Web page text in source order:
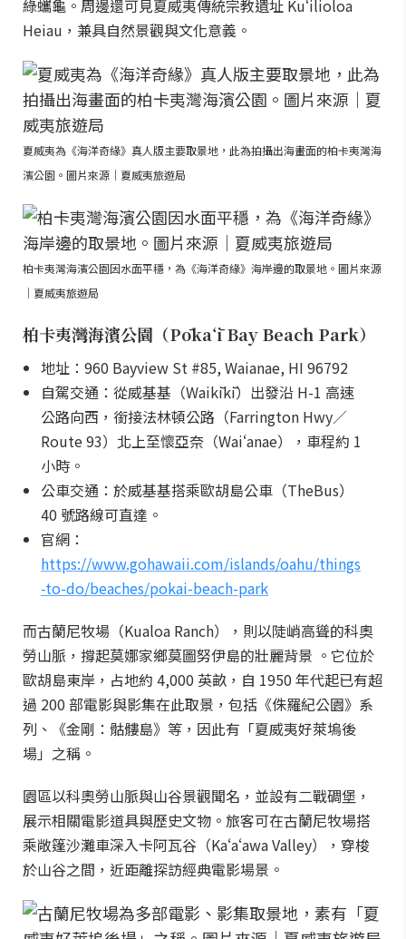
綠蠵龜。周邊還可見夏威夷傳統宗教遺址 Kuʻilioloa
Heiau，兼具自然景觀與文化意義。
夏威夷為《海洋奇緣》真人版主要取景地，此為拍攝出海畫面的柏卡夷灣海
濱公園。圖片來源｜夏威夷旅遊局
柏卡夷灣海濱公園因水面平穩，為《海洋奇緣》海岸邊的取景地。圖片來源
｜夏威夷旅遊局
柏卡夷灣海濱公園（Pōkaʻī Bay Beach Park）
地址：960 Bayview St #85, Waianae, HI 96792
自駕交通：從威基基（Waikīkī）出發沿 H-1 高速
公路向西，銜接法林頓公路（Farrington Hwy／
Route 93）北上至懷亞奈（Waiʻanae），車程約 1
小時。
公車交通：於威基基搭乘歐胡島公車（TheBus）
40 號路線可直達。
官網：
https://www.gohawaii.com/islands/oahu/things
-to-do/beaches/pokai-beach-park
而古蘭尼牧場（Kualoa Ranch），則以陡峭高聳的科奧
勞山脈，撐起莫娜家鄉莫圖努伊島的壯麗背景 。它位於
歐胡島東岸，占地約 4,000 英畝，自 1950 年代起已有超
過 200 部電影與影集在此取景，包括《侏羅紀公園》系
列、《金剛：骷髏島》等，因此有「夏威夷好萊塢後
場」之稱。
園區以科奧勞山脈與山谷景觀聞名，並設有二戰碉堡，
展示相關電影道具與歷史文物。旅客可在古蘭尼牧場搭
乘敞篷沙灘車深入卡阿瓦谷（Kaʻaʻawa Valley），穿梭
於山谷之間，近距離探訪經典電影場景。